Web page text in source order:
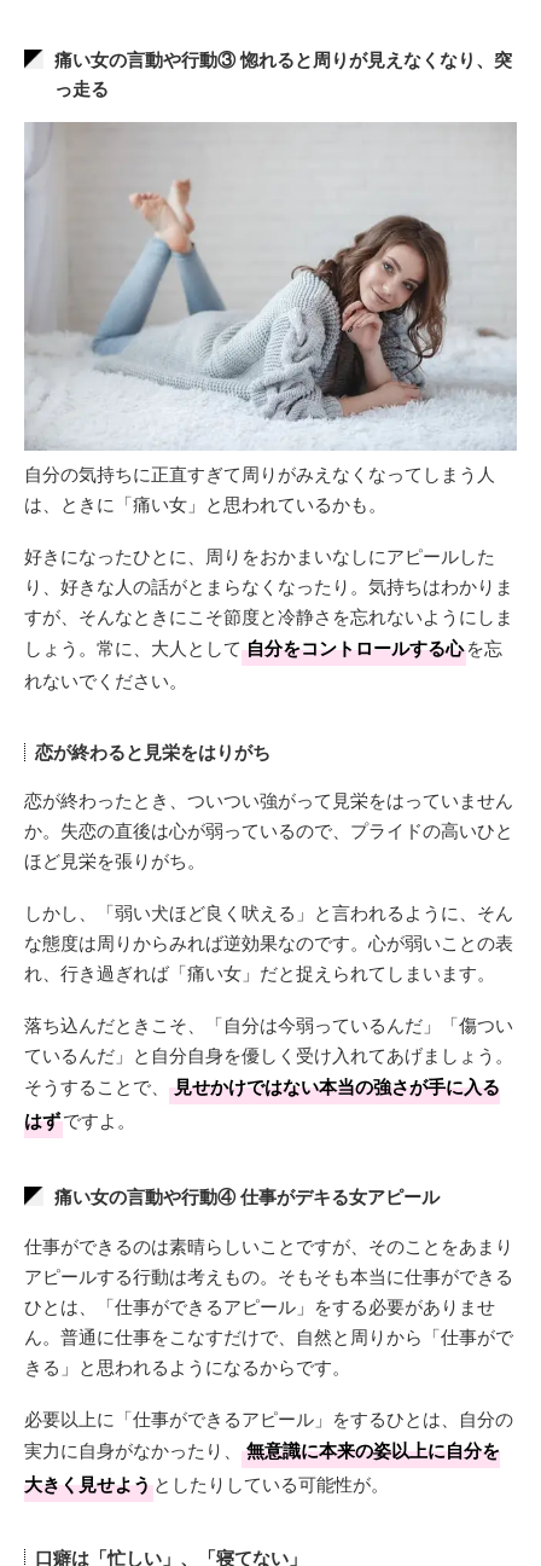
痛い女の言動や行動③ 惚れると周りが見えなくなり、突
っ走る
自分の気持ちに正直すぎて周りがみえなくなってしまう人
は、ときに「痛い女」と思われているかも。
好きになったひとに、周りをおかまいなしにアピールした
り、好きな人の話がとまらなくなったり。気持ちはわかりま
すが、そんなときにこそ節度と冷静さを忘れないようにしま
しょう。常に、大人として 自分をコントロールする心を忘
れないでください。
恋が終わると見栄をはりがち
恋が終わったとき、ついつい強がって見栄をはっていません
か。失恋の直後は心が弱っているので、プライドの高いひと
ほど見栄を張りがち。
しかし、「弱い犬ほど良く吠える」と言われるように、そん
な態度は周りからみれば逆効果なのです。心が弱いことの表
れ、行き過ぎれば「痛い女」だと捉えられてしまいます。
落ち込んだときこそ、「自分は今弱っているんだ」「傷つい
ているんだ」と自分自身を優しく受け入れてあげましょう。
そうすることで、
見せかけではない本当の強さが手に入る
はずですよ。
痛い女の言動や行動④ 仕事がデキる女アピール
仕事ができるのは素晴らしいことですが、そのことをあまり
アピールする行動は考えもの。そもそも本当に仕事ができる
ひとは、「仕事ができるアピール」をする必要がありませ
ん。普通に仕事をこなすだけで、自然と周りから「仕事がで
きる」と思われるようになるからです。
必要以上に「仕事ができるアピール」をするひとは、自分の
実力に自身がなかったり、
無意識に本来の姿以上に自分を
大きく見せようとしたりしている可能性が。
口癖は「忙しい」、「寝てない」